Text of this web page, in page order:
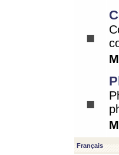
Français